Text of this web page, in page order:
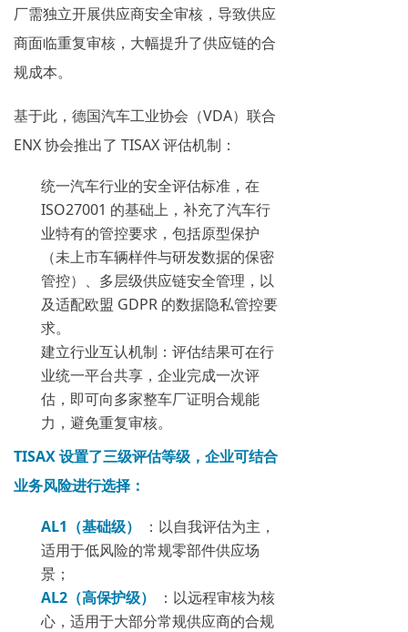
厂需独立开展供应商安全审核，导致供应
商面临重复审核，大幅提升了供应链的合
规成本。
基于此，德国汽车工业协会（VDA）联合
ENX 协会推出了 TISAX 评估机制：
统一汽车行业的安全评估标准，在
ISO27001 的基础上，补充了汽车行
业特有的管控要求，包括原型保护
（未上市车辆样件与研发数据的保密
管控）、多层级供应链安全管理，以
及适配欧盟 GDPR 的数据隐私管控要
求。
建立行业互认机制：评估结果可在行
业统一平台共享，企业完成一次评
估，即可向多家整车厂证明合规能
力，避免重复审核。
TISAX 设置了三级评估等级，企业可结合
业务风险进行选择：
AL1（基础级）
：以自我评估为主，
适用于低风险的常规零部件供应场
景；
AL2（高保护级）
：以远程审核为核
心，适用于大部分常规供应商的合规